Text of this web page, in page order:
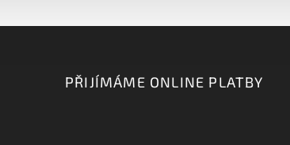
PŘIJÍMÁME ONLINE PLATBY